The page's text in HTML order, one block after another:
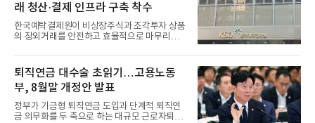
래 청산·결제 인프라 구축 착수
한국예탁결제원이 비상장주식과 조각투자 상품
의 장외거래를 안전하고 효율적으로 마무리하기
퇴직연금 대수술 초읽기…고용노동
부, 8월말 개정안 발표
정부가 기금형 퇴직연금 도입과 단계적 퇴직연
금 의무화를 두 축으로 하는 대규모 근로자퇴직